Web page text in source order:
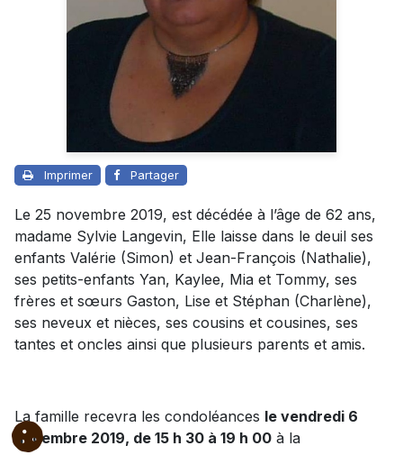
Imprimer Partager
Le 25 novembre 2019, est décédée à l’âge de 62 ans,
madame Sylvie Langevin, Elle laisse dans le deuil ses
enfants Valérie (Simon) et Jean-François (Nathalie),
ses petits-enfants Yan, Kaylee, Mia et Tommy, ses
frères et sœurs Gaston, Lise et Stéphan (Charlène),
ses neveux et nièces, ses cousins et cousines, ses
tantes et oncles ainsi que plusieurs parents et amis.
La famille recevra les condoléances le vendredi 6
décembre 2019, de 15 h 30 à 19 h 00 à la